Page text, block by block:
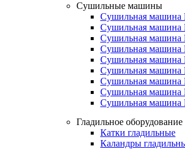
Сушильные машины
Сушильная машина
Сушильная машина
Сушильная
Сушильная
Сушильная
Сушильная
Сушильная
Сушильная
Сушильная
Гладильное оборудование
Катки гладильные
Каландры